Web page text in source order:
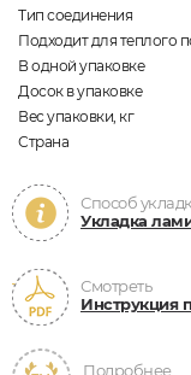
Тип соединения
Подходит для теплого
В одной упаковке
Досок в упаковке
Вес упаковки, кг
Страна
Способ
Укладка
Смотреть
Инструкция
Подробнее